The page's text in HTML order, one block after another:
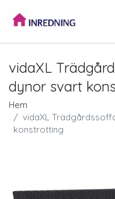
vidaXL
dynor svart
Hem
vidaXL
konstrotting